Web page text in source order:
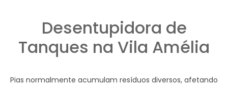
Desentupidora de
Tanques na Vila Amélia
Pias normalmente acumulam resíduos diversos, afetando